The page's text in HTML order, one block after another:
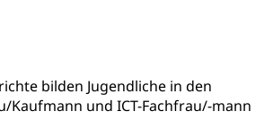
bilden Jugendliche in den
Kaufmann und ICT-Fachfrau/-mann
Tabakpräventionsprogramm
Sozialpolitik,
Krankenversicherung,
Invalidenversicherung,